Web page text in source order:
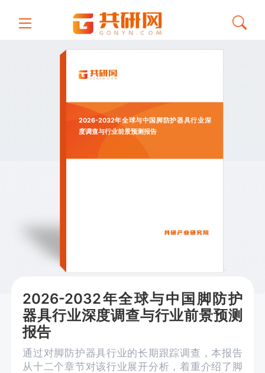
2026-2032年全球与中国脚防护器具行业深
度调查与行业前景预测报告
2026-2032年全球与中国脚防护
器具行业深度调查与行业前景预测
报告
通过对脚防护器具行业的长期跟踪调查，本报告
从十二个章节对该行业展开分析，着重介绍了脚